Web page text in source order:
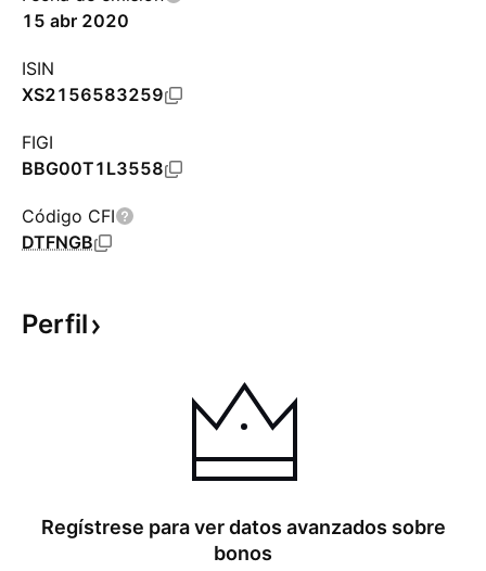
15 abr 2020
ISIN
XS2156583259
FIGI
BBG00T1L3558
Código CFI
DTFNGB
Perfil
Regístrese para ver datos avanzados sobre
bonos